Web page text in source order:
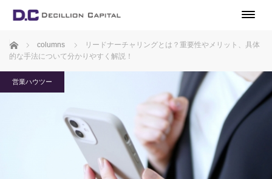
ホーム columns
リードナーチャリングとは？重要性やメリット、具体
的な手法について分かりやすく解説！
営業ハウツー